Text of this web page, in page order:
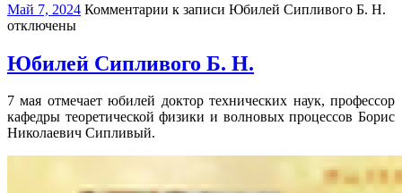
Май 7, 2024 Комментарии к записи Юбилей Сипливого Б. Н.
отключены
Юбилей Сипливого Б. Н.
7 мая отмечает юбилей доктор технических наук, профессор
кафедры теоретической физики и волновых процессов Борис
Николаевич Сипливый.